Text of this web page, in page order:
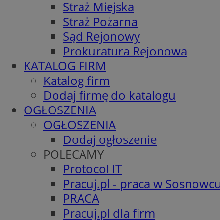
Straż Miejska
Straż Pożarna
Sąd Rejonowy
Prokuratura Rejonowa
KATALOG FIRM
Katalog firm
Dodaj firmę do katalogu
OGŁOSZENIA
OGŁOSZENIA
Dodaj ogłoszenie
POLECAMY
Protocol IT
Pracuj.pl - praca w
PRACA
Pracuj.pl dla firm